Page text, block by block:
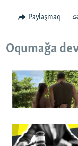
Paylaşmaq
Oqumağa